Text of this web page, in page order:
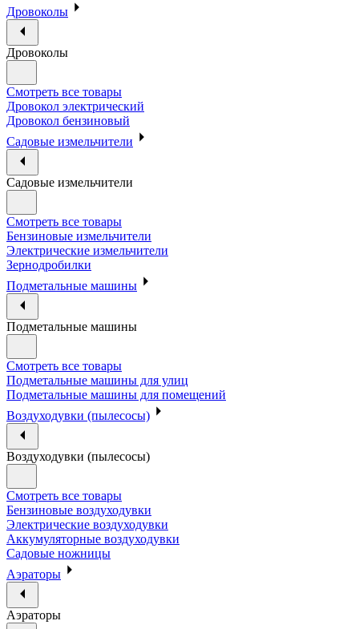
Дровоколы
Дровоколы
Смотреть все товары
Дровокол электрический
Дровокол бензиновый
Садовые измельчители
Садовые измельчители
Смотреть все товары
Бензиновые измельчители
Электрические измельчители
Зернодробилки
Подметальные машины
Подметальные машины
Смотреть все товары
Подметальные машины для улиц
Подметальные машины для помещений
Воздуходувки (пылесосы)
Воздуходувки (пылесосы)
Смотреть все товары
Бензиновые воздуходувки
Электрические воздуходувки
Аккумуляторные воздуходувки
Садовые ножницы
Аэраторы
Аэраторы